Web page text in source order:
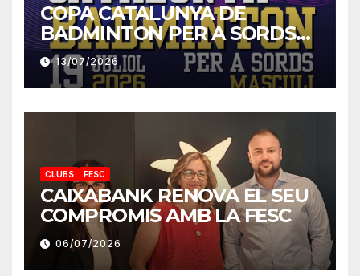
COPA CATALUNYA DE
BADMINTON PER A SORDS
2026
13/07/2026
CLUBS FESC
CAIXABANK RENOVA EL SEU
COMPROMIS AMB LA FESC
06/07/2026